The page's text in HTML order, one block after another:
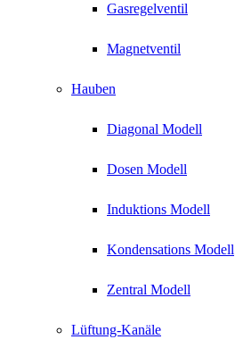
Gasregelventil
Magnetventil
Hauben
Diagonal Modell
Dosen Modell
Induktions Modell
Kondensations Modell
Zentral Modell
Lüftung-Kanäle